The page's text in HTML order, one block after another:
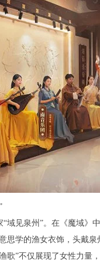
域见泉州”。在《魔域》
思学的渔女衣饰，头戴
歌”不仅展现了女性力量